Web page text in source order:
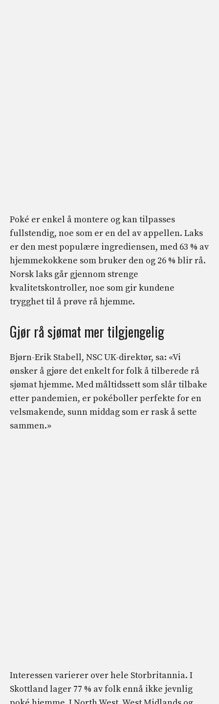
Poké er enkel å montere og kan tilpasses
fullstendig, noe som er en del av appellen. Laks
er den mest populære ingrediensen, med 63 % av
hjemmekokkene som bruker den og 26 % blir rå.
Norsk laks går gjennom strenge
kvalitetskontroller, noe som gir kundene
trygghet til å prøve rå hjemme.
Gjør rå sjømat mer tilgjengelig
Bjørn-Erik Stabell, NSC UK-direktør, sa: «Vi
ønsker å gjøre det enkelt for folk å tilberede rå
sjømat hjemme. Med måltidssett som slår tilbake
etter pandemien, er pokéboller perfekte for en
velsmakende, sunn middag som er rask å sette
sammen.»
Interessen varierer over hele Storbritannia. I
Skottland lager 77 % av folk ennå ikke jevnlig